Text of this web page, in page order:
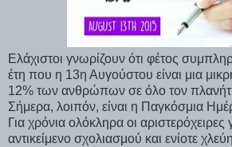
Ελάχιστοι γνωρίζουν ότι φέτος
έτη που η 13η Αυγούστου είναι μια
12% των ανθρώπων σε όλο τον
Σήμερα, λοιπόν, είναι η Παγκόσμια
Για χρόνια ολόκληρα οι αριστερόχειρες
αντικείμενο σχολιασμού και ενίοτε